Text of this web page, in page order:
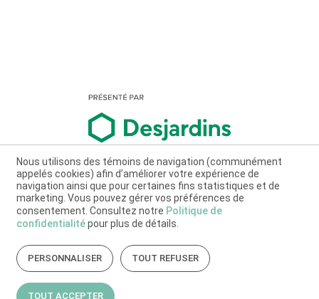
Nous utilisons des témoins de navigation (communément
appelés cookies) afin d’améliorer votre expérience de
navigation ainsi que pour certaines fins statistiques et de
marketing. Vous pouvez gérer vos préférences de
consentement. Consultez notre Politique de
confidentialitépour plus de détails.
PERSONNALISER TOUT REFUSER
TOUT ACCEPTER